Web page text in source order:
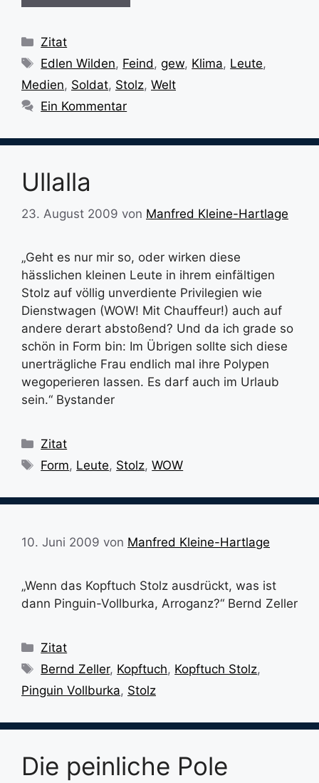
Kategorien
Zitat
Schlagwörter
Edlen Wilden, Feind,gew, Klima, Leute,
Medien, Soldat, Stolz, Welt
Ein Kommentar
Ullalla
23. August 2009 von Manfred Kleine-Hartlage
„Geht es nur mir so, oder wirken diese
hässlichen kleinen Leute in ihrem einfältigen
Stolz auf völlig unverdiente Privilegien wie
Dienstwagen (WOW! Mit Chauffeur!) auch auf
andere derart abstoßend? Und da ich grade so
schön in Form bin: Im Übrigen sollte sich diese
unerträgliche Frau endlich mal ihre Polypen
wegoperieren lassen. Es darf auch im Urlaub
sein.“ Bystander
Kategorien
Zitat
Schlagwörter
Form, Leute, Stolz,WOW
10. Juni 2009 von Manfred Kleine-Hartlage
„Wenn das Kopftuch Stolz ausdrückt, was ist
dann Pinguin-Vollburka, Arroganz?“ Bernd Zeller
Kategorien
Zitat
Schlagwörter
Bernd Zeller, Kopftuch, Kopftuch Stolz,
Pinguin Vollburka, Stolz
Die peinliche Pole